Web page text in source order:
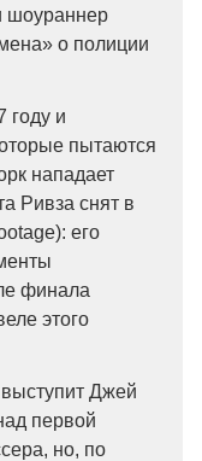
шоураннер
о полиции
году и
пытаются
нападает
Ривза снят в
его
финала
этого
Джей
первой
но, по